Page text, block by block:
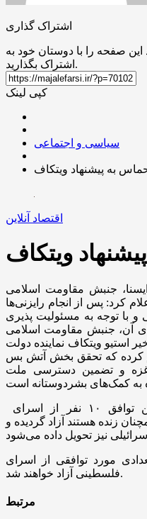
اشتراک گذاری
این صفحه را با دوستان خود به
اشتراک بگذارید.
کپی لینک
سیاسی و اجتماعی
به پیشنهاد ویتکاف
اقتصاد آنلاین
ویتکاف
جنبش مقاومت اسلامی
کرد: پس از انجام رایزنی‌ها
توجه به مسئولیت پذیری
آن، جنبش مقاومت اسلامی
استیو ویتکاف نماینده دولت
کرده که تحقق بخش آتش بس
غزه و تضمین دسترسی ملت
زنده هستند آزاد گردیده و
مورد توافقی از اسرای
فلسطینی آزاد خواهند شد.
مرتبط